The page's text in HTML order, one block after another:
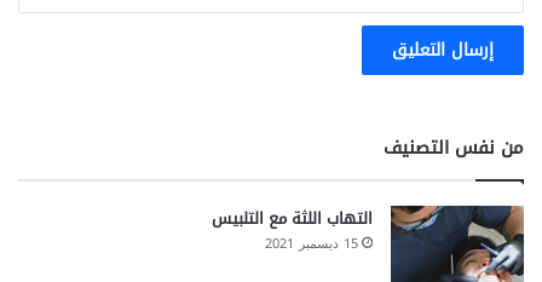
من نفس التصنيف
التهاب اللثة مع التلبيس
15 ديسمبر 2021